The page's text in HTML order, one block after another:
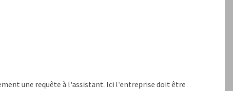
une requête à l'assistant. Ici l'entreprise doit être